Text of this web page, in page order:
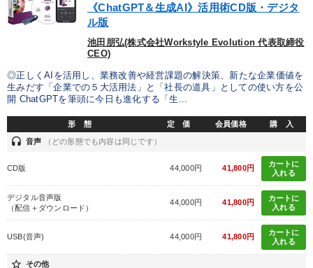
※「更新」を押すと「カテゴリー」「目的別」「キーワード」を更新いただけます。
タグから探す
すべての音声・動画（全2077タイトル）からお探しいただけます
会社数字を学ぶ 金利
コミュニケーション 両利きの経営 中小企業
《ChatGPT＆生成AI》活用術CD版・デジタ
ル版
池田朋弘(株式会社Workstyle Evolution 代表取締役
CEO)
◎正しくAIを活用し、業務改善や経営課題の解決策、新たな企業価値を
生みだす「企業での５大活用法」と「社長の道具」としての使い方を公
開 ChatGPTを筆頭に今日も進化する「生...
形 態 定 価 会員価格 購 入
headset 音声 （どの形態でも内容は同じです）
CD版 44,000円 41,800円
カートに
入れる
デジタル音声版
（配信＋ダウンロード）
44,000円 41,800円
カートに
入れる
USB(音声) 44,000円 41,800円
カートに
入れる
star_border その他